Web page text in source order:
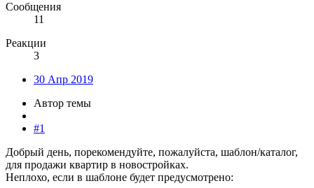
Сообщения
11
Реакции
3
30 Апр 2019
Автор темы
#1
Добрый день, порекомендуйте, пожалуйста, шаблон/каталог,
для продажи квартир в новостройках.
Неплохо, если в шаблоне будет предусмотрено: